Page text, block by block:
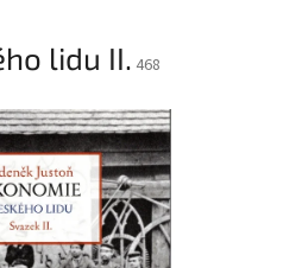
lidu II. 468